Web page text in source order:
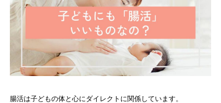
腸活は子どもの体と心にダイレクトに関係しています。